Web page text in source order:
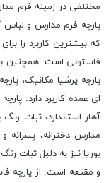
مختلفی در زمینه فرم
پارچه فرم مدارس و لباس
که بیشترین کاربرد را
فاستونی است. همچنین
پارچه پرشیا مکانیک،
ای عمده کاربرد دارد.
آهار استاندارد، ثبات
مدارس دخترانه،
بوریا نیز به دلیل ثبات
و مقنعه است. از پارچه